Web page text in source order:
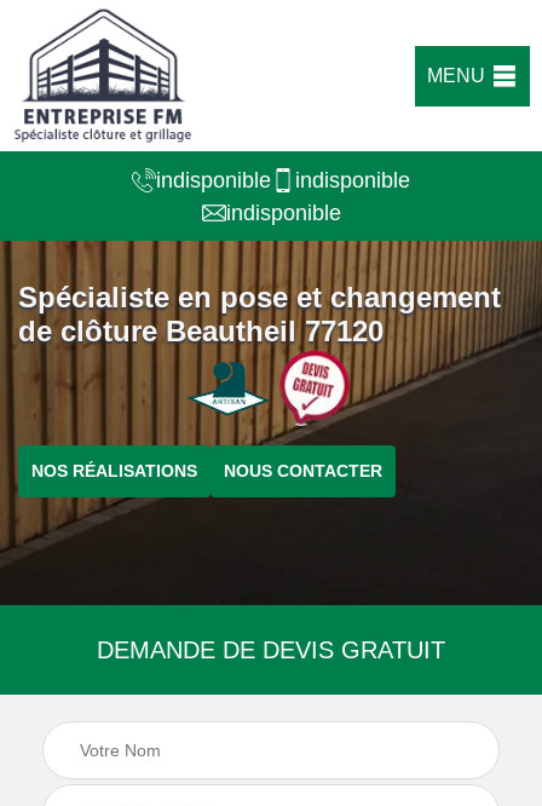
MENU
indisponible
indisponible
indisponible
Spécialiste en pose et changement
de clôture Beautheil 77120
NOS RÉALISATIONS NOUS CONTACTER
DEMANDE DE DEVIS GRATUIT